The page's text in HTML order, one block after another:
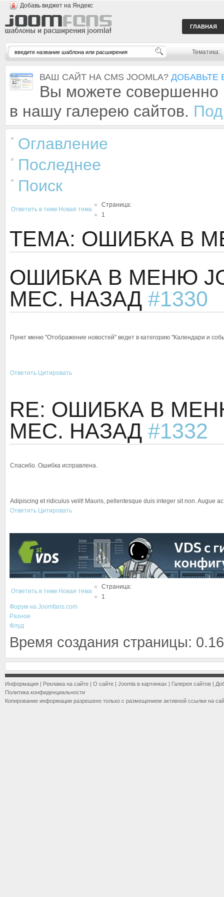
Добавь виджет на Яндекс
ГЛАВНАЯ
Тематика:
ВАШ САЙТ НА CMS JOOMLA? ДОБАВЬТЕ
Вы можете совершенно
в нашу галерею сайтов.
Оглавление
Последнее
Поиск
Ответить в теме Новая тема
Страница:
1
ТЕМА: ОШИБКА В
ОШИБКА В МЕНЮ
МЕС. НАЗАД #1330
Пункт меню "Отображение новостей" ведет в категорию "Календари и
Ответить Цитировать
RE: ОШИБКА В
МЕС. НАЗАД #1332
Спасибо. Ошибка исправлена.
Adipiscing et ridiculus velit! Mauris, pellentesque duis integer sit non. Augue
Ответить Цитировать
Ответить в теме Новая тема
Страница:
1
Форум на Joomfans.com
Разное
Флуд
Время создания страницы:
Информация | Реклама на сайте | О сайте | Joomla в картинках | Галерея сайтов |
Политика конфиденциальности
Копирование информации разрешено только с размещением активной ссылки на